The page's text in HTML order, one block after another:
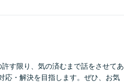
す限り、気の済むまで話をさせてあ
応・解決を目指します。ぜひ、お気